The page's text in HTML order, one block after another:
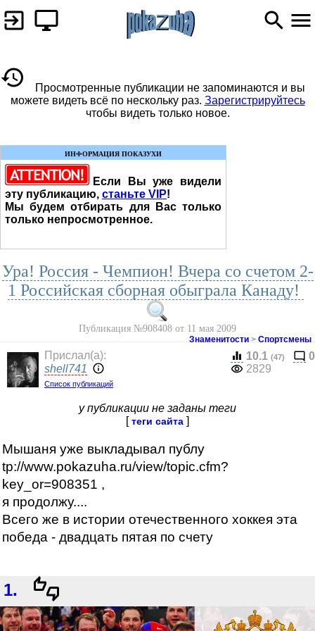
Просмотренные публикации не запоминаются и вы
можете видеть всё по нескольку раз. Зарегистрируйтесь
чтобы видеть только новое.
ИНФОРМАЦИЯ ПОКАЗУХИ
Если Вы уже видели
эту публикацию, станьте VIP!
Мы будем отбирать для Вас только
только непросмотренное.
Ура! Россия - Чемпион! Вчера со счетом 2-
1 Российская сборная обыграла Канаду!
Публикация №908408 от 11 мая 2009
Знаменитости > Спортсмены
Прислал(a):
shell741
Список публикаций
10.1 (47)
0
2829
у публикации не заданы теги
[теги сайта ]
Мышаня уже выкладывал публу
tp://www.pokazuha.ru/view/topic.cfm?
key_or=908351 ,
я продолжу....
Всего же в истории отечественного хоккея эта
победа - двадцать пятая по счету
1.